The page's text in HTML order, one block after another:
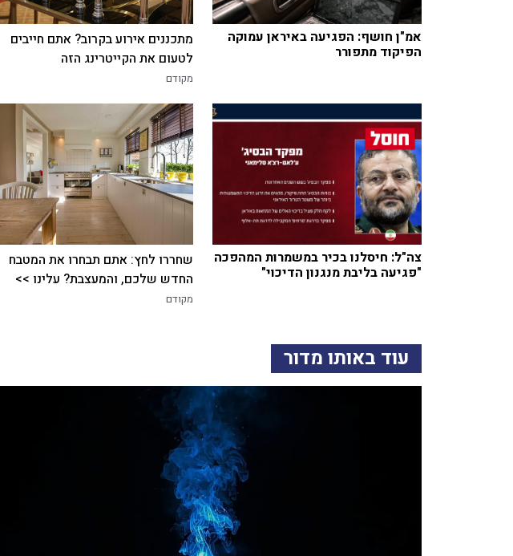
אמ"ן חושף: הפגיעה באיראן עמוקה
הפיקוד מתפורר
מתכננים אירוע בקרוב? אתם חייבים
לטעום את הקייטרינג הזה
מקודם
צה"ל: חיסלנו בכיר במשמרות המהפכה
"פגיעה בליבת מנגנון הדיכוי"
שחררו לחץ: אתם תבחרו את המטבח
החדש שלכם, והמעצבת? עלינו >>
מקודם
עוד באותו מדור